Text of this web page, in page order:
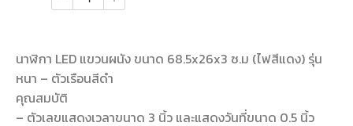
นาฬิกา LED แขวนผนัง ขนาด 68.5x26x3 ซ.ม (ไฟสีแดง) รุ่น
หนา – ตัวเรือนสีดำ
คุณสมบัติ
– ตัวเลขแสดงเวลาขนาด 3 นิ้ว และแสดงวันที่ขนาด 0.5 นิ้ว